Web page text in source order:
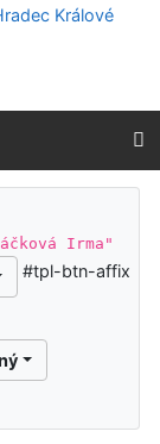
Irma"
#tpl-btn-affix